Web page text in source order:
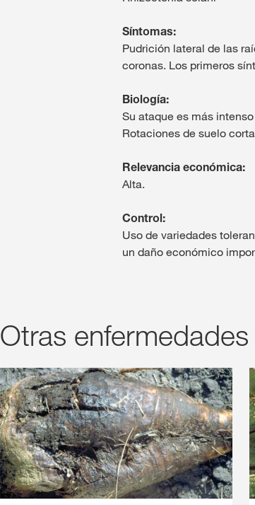
Síntomas:
Pudrición lateral de las
coronas. Los primeros
Biología:
Su ataque es más
Rotaciones de suelo
Relevancia económica:
Alta.
Control:
Uso de variedades
un daño económico
Otras